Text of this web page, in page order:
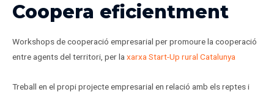
Coopera eficientment
Workshops de cooperació empresarial per promoure la cooperació
entre agents del territori, per la xarxa Start-Up rural Catalunya
Treball en el propi projecte empresarial en relació amb els reptes i